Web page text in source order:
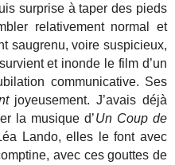
surprise à taper des pieds
relativement normal et
saugrenu, voire suspicieux,
et inonde le film d’un
communicative. Ses
joyeusement. J’avais déjà
la musique d’Un Coup de
Lando, elles le font avec
avec ces gouttes de